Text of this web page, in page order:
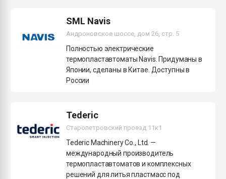
ПЕРЕЙТИ НА
SML Navis
Андроновское шоссе, дом 26, стр. 5
Полностью электрические
термопластавтоматы Navis. Придуманы в
Японии, сделаны в Китае. Доступны в
России
Tederic
Старопетровский проезд 11к1
Tederic Machinery Co., Ltd. —
международный производитель
термопластавтоматов и комплексных
решений для литья пластмасс под